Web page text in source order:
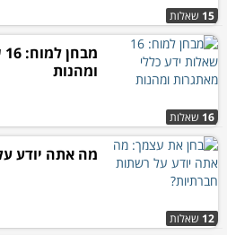
15 שאלות
16 שאלות
ומהנות
12 שאלות
מה אתה יודע